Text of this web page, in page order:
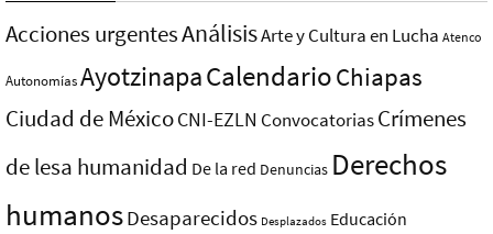
Acciones urgentesAnálisisArte y Cultura en Lucha Atenco
AutonomíasAyotzinapaCalendarioChiapas
Ciudad de MéxicoCNI-EZLN ConvocatoriasCrímenes
de lesa humanidad De la red Denuncias Derechos
humanosDesaparecidos Desplazados Educación